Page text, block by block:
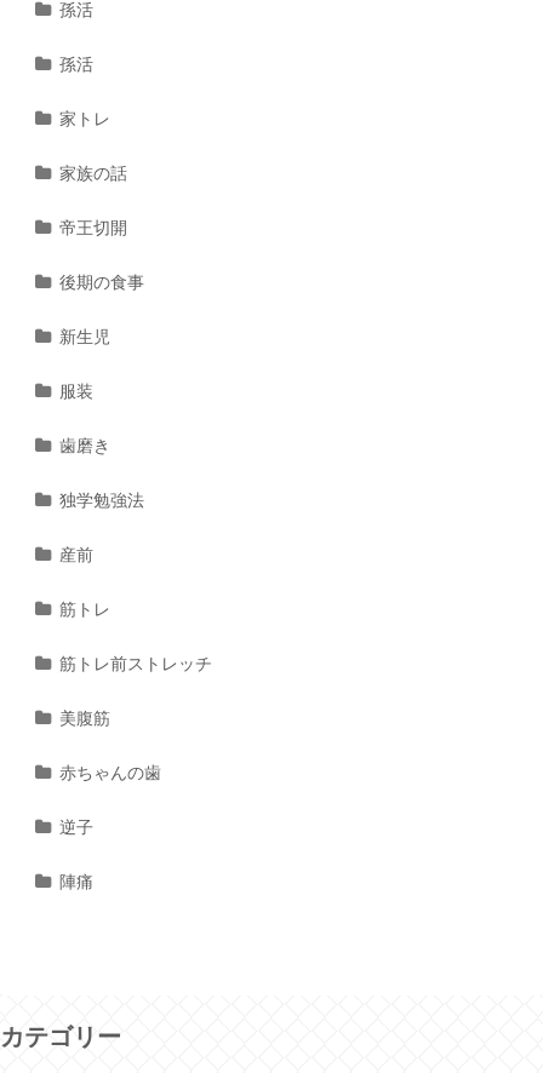
孫活
孫活
家トレ
家族の話
帝王切開
後期の食事
新生児
服装
歯磨き
独学勉強法
産前
筋トレ
筋トレ前ストレッチ
美腹筋
赤ちゃんの歯
逆子
陣痛
カテゴリー